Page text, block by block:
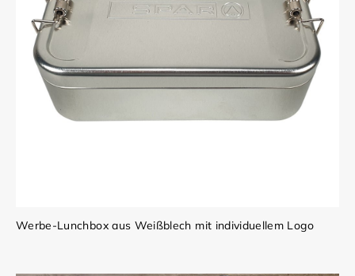
Werbe-Lunchbox aus Weißblech mit individuellem Logo